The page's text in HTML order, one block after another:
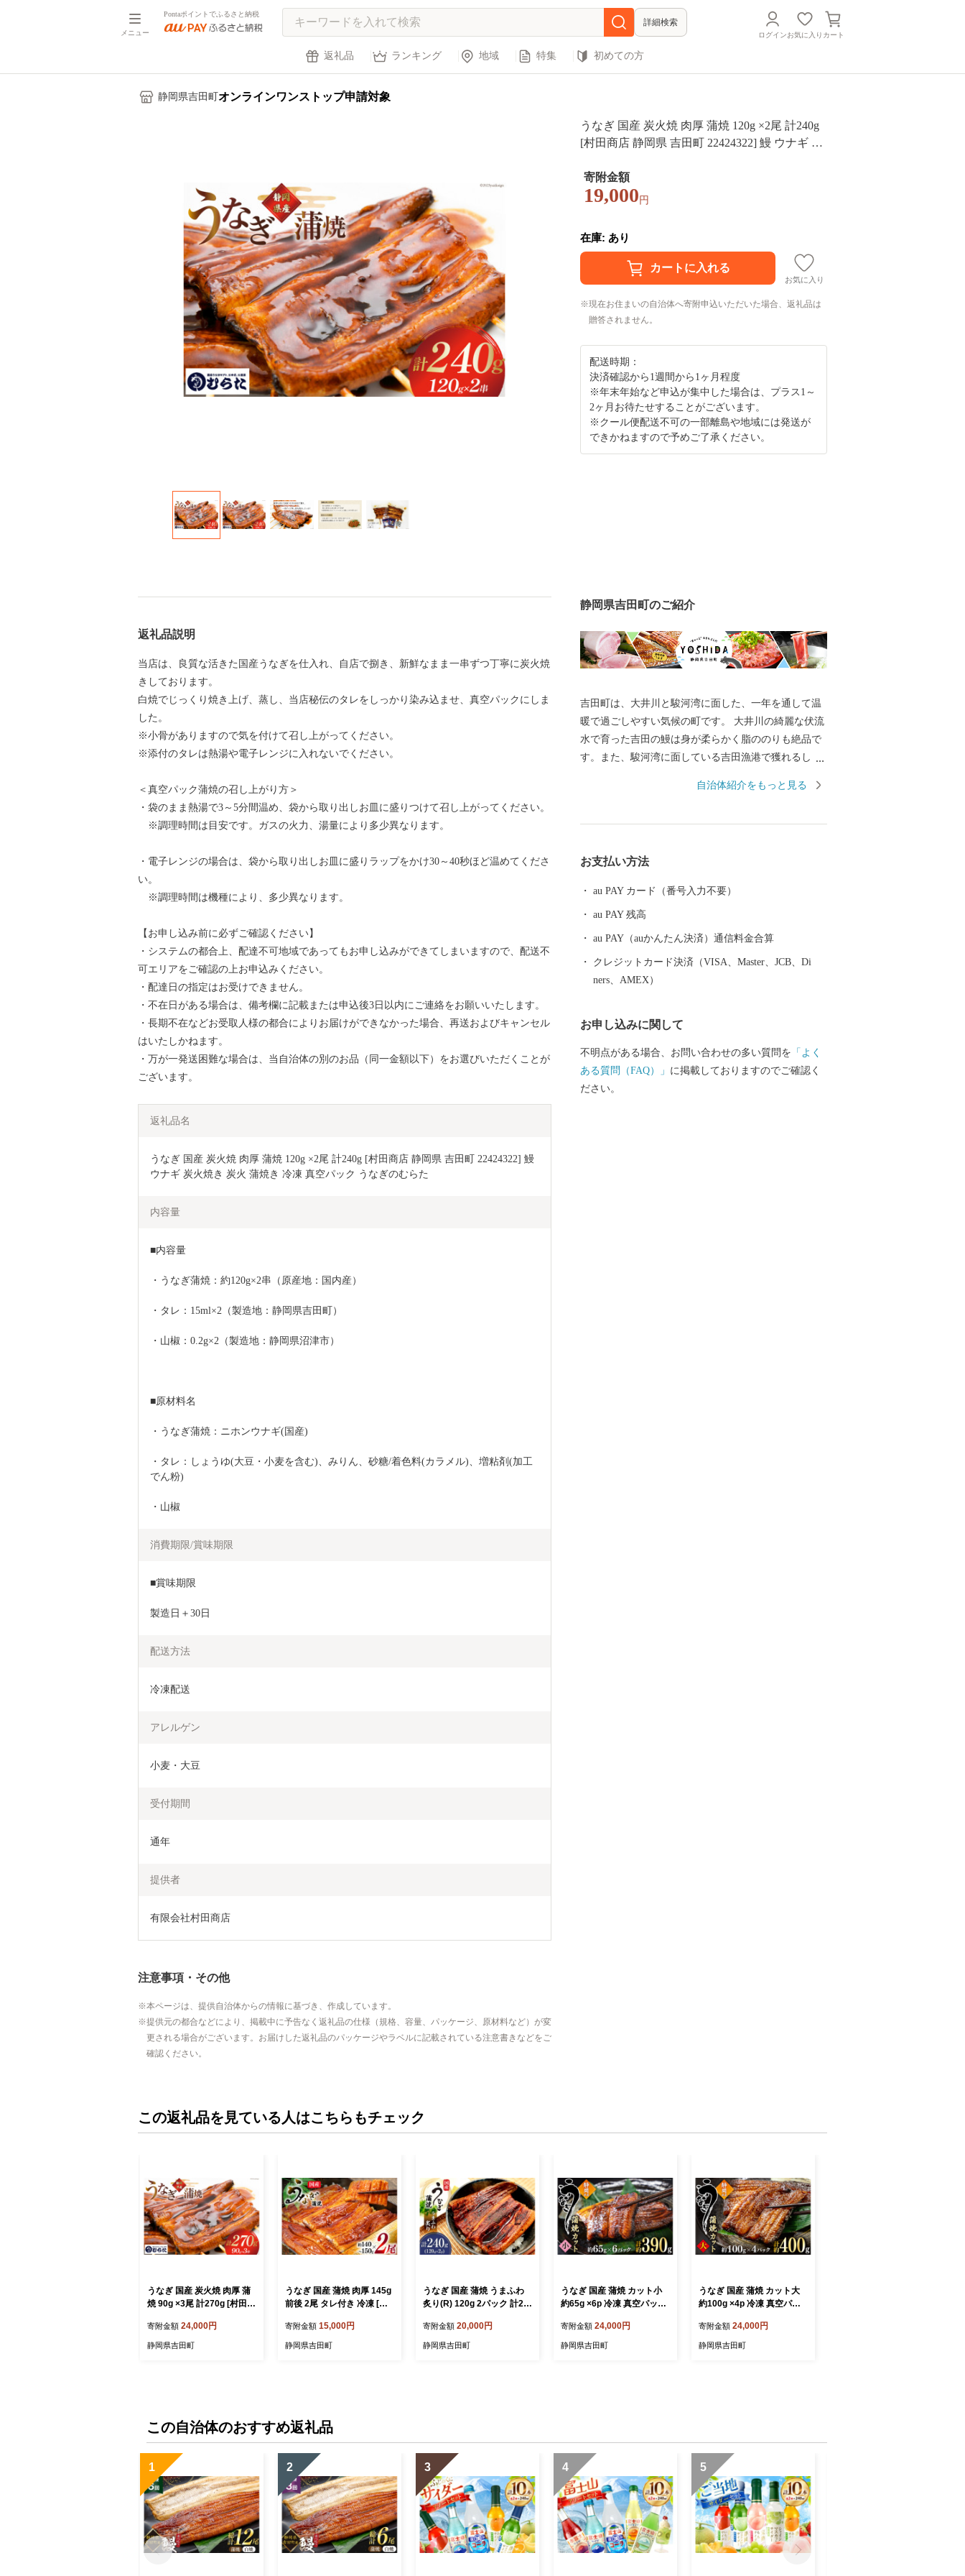
メニュー
Pontaポイントでふるさと納税
詳細検索
ログインお気に入り カート
返礼品 ランキング 地域 特集 初めての方
静岡県吉田町 オンラインワンストップ申請対象
うなぎ 国産 炭火焼 肉厚 蒲焼 120g ×2尾 計240g
[村田商店 静岡県 吉田町 22424322] 鰻 ウナギ 炭
らた
寄附金額
19,000 円
在庫: あり
お気に入り
現在お住まいの自治体へ寄附申込いただいた場合、返礼品は
贈答されません。
配送時期：
決済確認から1週間から1ヶ月程度
※年末年始など申込が集中した場合は、プラス1～
2ヶ月お待たせすることがございます。
※クール便配送不可の一部離島や地域には発送が
できかねますので予めご了承ください。
返礼品説明
当店は、良質な活きた国産うなぎを仕入れ、自店で捌き、新鮮なまま一串ずつ丁寧に炭火焼
きしております。
白焼でじっくり焼き上げ、蒸し、当店秘伝のタレをしっかり染み込ませ、真空パックにしま
した。
※小骨がありますので気を付けて召し上がってください。
※添付のタレは熱湯や電子レンジに入れないでください。
＜真空パック蒲焼の召し上がり方＞
・袋のまま熱湯で3～5分間温め、袋から取り出しお皿に盛りつけて召し上がってください。
※調理時間は目安です。ガスの火力、湯量により多少異なります。
・電子レンジの場合は、袋から取り出しお皿に盛りラップをかけ30～40秒ほど温めてくださ
い。
※調理時間は機種により、多少異なります。
【お申し込み前に必ずご確認ください】
・システムの都合上、配達不可地域であってもお申し込みができてしまいますので、配送不
可エリアをご確認の上お申込みください。
・配達日の指定はお受けできません。
・不在日がある場合は、備考欄に記載または申込後3日以内にご連絡をお願いいたします。
・長期不在などお受取人様の都合によりお届けができなかった場合、再送およびキャンセル
はいたしかねます。
・万が一発送困難な場合は、当自治体の別のお品（同一金額以下）をお選びいただくことが
ございます。
返礼品名
うなぎ 国産 炭火焼 肉厚 蒲焼 120g ×2尾 計240g [村田商店 静岡県 吉田町 22424322] 鰻
ウナギ 炭火焼き 炭火 蒲焼き 冷凍 真空パック うなぎのむらた
内容量
■内容量
・うなぎ蒲焼：約120g×2串（原産地：国内産）
・タレ：15ml×2（製造地：静岡県吉田町）
・山椒：0.2g×2（製造地：静岡県沼津市）
■原材料名
・うなぎ蒲焼：ニホンウナギ(国産)
・タレ：しょうゆ(大豆・小麦を含む)、みりん、砂糖/着色料(カラメル)、増粘剤(加工
でん粉)
・山椒
消費期限/賞味期限
■賞味期限
製造日＋30日
配送方法
冷凍配送
アレルゲン
小麦・大豆
受付期間
通年
提供者
有限会社村田商店
注意事項・その他
本ページは、提供自治体からの情報に基づき、作成しています。
提供元の都合などにより、掲載中に予告なく返礼品の仕様（規格、容量、パッケージ、原材料など）が変
更される場合がございます。お届けした返礼品のパッケージやラベルに記載されている注意書きなどをご
確認ください。
静岡県吉田町のご紹介
吉田町は、大井川と駿河湾に面した、一年を通して温
暖で過ごしやすい気候の町です。 大井川の綺麗な伏流
水で育った吉田の鰻は身が柔らかく脂ののりも絶品で
す。また、駿河湾に面している吉田漁港で獲れるしら
加工場が増加しておりこれらの事業所で生産されるま
自治体紹介をもっと見る
お支払い方法
au PAY カード（番号入力不要）
au PAY 残高
au PAY（auかんたん決済）通信料金合算
クレジットカード決済（VISA、Master、JCB、Di
ners、AMEX）
お申し込みに関して
不明点がある場合、お問い合わせの多い質問を 「よく
ある質問（FAQ）」 に掲載しておりますのでご確認く
ださい。
この返礼品を見ている人はこちらもチェック
うなぎ 国産 炭火焼 肉厚 蒲
焼 90g ×3尾 計270g [村田商
4] 鰻 ウナギ 炭火焼き 炭火
蒲焼き 冷凍 真空パック う
寄附金額 24,000円
静岡県吉田町
うなぎ 国産 蒲焼 肉厚 145g
前後 2尾 タレ付き 冷凍 [マ
町 22424421] 鰻 ウナギ 蒲
焼き 真空パック 化粧箱入り
寄附金額 15,000円
静岡県吉田町
うなぎ 国産 蒲焼 うまふわ
炙り(R) 120g 2パック 計24
松本商店 静岡県 吉田町 224
24487] ウナギ 鰻 蒲焼き か
寄附金額 20,000円
静岡県吉田町
うなぎ 国産 蒲焼 カット小
約65g ×6p 冷凍 真空パック
424171] 鰻 ウナギ うなぎ蒲
焼き うなぎ蒲焼
寄附金額 24,000円
静岡県吉田町
うなぎ 国産 蒲焼 カット大
約100g ×4p 冷凍 真空パッ
22424170] 鰻 ウナギ うな
ぎ蒲焼き うなぎ蒲焼
寄附金額 24,000円
静岡県吉田町
この自治体のおすすめ返礼品
1 2 3 4 5